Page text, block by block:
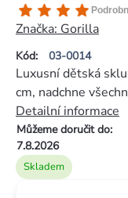
Kód: 03-0014
Průměrné
hodnocení
produktu
je
z
5
hvězdiček.
Značka: Gorilla
Skladem
Můžeme doručit do:
7.8.2026
Luxusní dětská
cm, nadchne
Detailní informace